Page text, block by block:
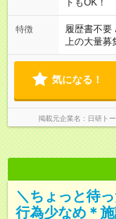
のお仕事の
ません
トもOK！
特徴 履歴書不要
上の大量募
気になる！
掲載元企業名 日研ト
＼ちょっと待
行為少なめ＊